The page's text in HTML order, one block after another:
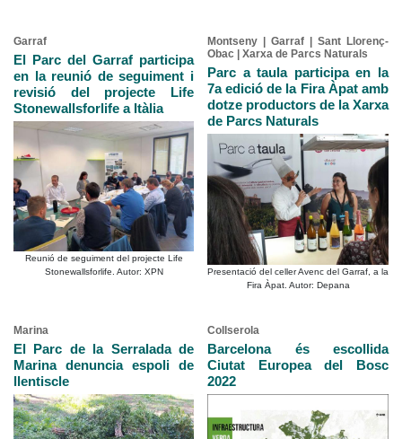
Garraf
El Parc del Garraf participa
en la reunió de seguiment i
revisió del projecte Life
Stonewallsforlife a Itàlia
Reunió de seguiment del projecte Life
Stonewallsforlife. Autor: XPN
Montseny | Garraf | Sant Llorenç-
Obac | Xarxa de Parcs Naturals
Parc a taula participa en la
7a edició de la Fira Àpat amb
dotze productors de la Xarxa
de Parcs Naturals
Presentació del celler Avenc del Garraf, a la
Fira Àpat. Autor: Depana
Marina
El Parc de la Serralada de
Marina denuncia espoli de
llentiscle
Collserola
Barcelona és escollida
Ciutat Europea del Bosc
2022